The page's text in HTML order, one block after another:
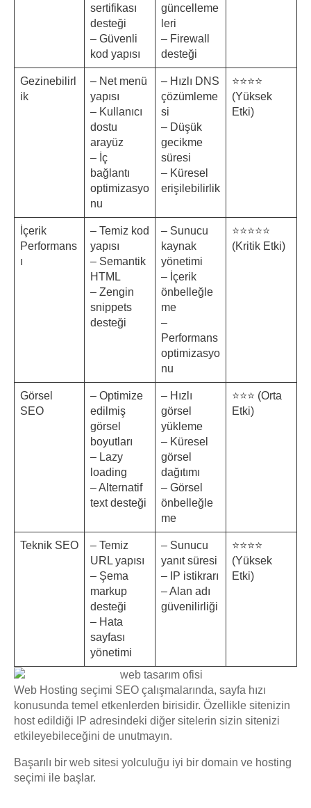
sertifikası
desteği
– Güvenli
kod yapısı
güncelleme
leri
– Firewall
desteği
Gezinebilirl
ik
– Net menü
yapısı
– Kullanıcı
dostu
arayüz
– İç
bağlantı
optimizasyo
nu
– Hızlı DNS
çözümleme
si
– Düşük
gecikme
süresi
– Küresel
erişilebilirlik
⭐⭐⭐⭐
(Yüksek
Etki)
İçerik
Performans
ı
– Temiz kod
yapısı
– Semantik
HTML
– Zengin
snippets
desteği
– Sunucu
kaynak
yönetimi
– İçerik
önbelleğle
me
–
Performans
optimizasyo
nu
⭐⭐⭐⭐⭐
(Kritik Etki)
Görsel
SEO
– Optimize
edilmiş
görsel
boyutları
– Lazy
loading
– Alternatif
text desteği
– Hızlı
görsel
yükleme
– Küresel
görsel
dağıtımı
– Görsel
önbelleğle
me
⭐⭐⭐ (Orta
Etki)
Teknik SEO
– Temiz
URL yapısı
– Şema
markup
desteği
– Hata
sayfası
yönetimi
– Sunucu
yanıt süresi
– IP istikrarı
– Alan adı
güvenilirliği
⭐⭐⭐⭐
(Yüksek
Etki)
Web Hosting seçimi SEO çalışmalarında, sayfa hızı
konusunda temel etkenlerden birisidir. Özellikle sitenizin
host edildiği IP adresindeki diğer sitelerin sizin sitenizi
etkileyebileceğini de unutmayın.
Başarılı bir web sitesi yolculuğu iyi bir domain ve hosting
seçimi ile başlar.